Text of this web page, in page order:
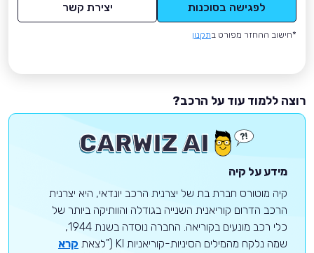
לפגישה בסוכנות יצירת קשר
*חישוב ההחזר מפורט בתקנון
רוצה ללמוד עוד על הרכב?
מידע על קיה
קיה מוטורס חברת בת של יצרנית הרכב יונדאי, היא יצרנית
הרכב הדרום קוריאנית השנייה בגודלה והוותיקה ביותר של
כלי רכב מונעים בקוריאה. החברה נוסדה בשנת 1944,
שמה נלקח מהמילים הסיניות-קוריאניות KI ("לצאת
קרא